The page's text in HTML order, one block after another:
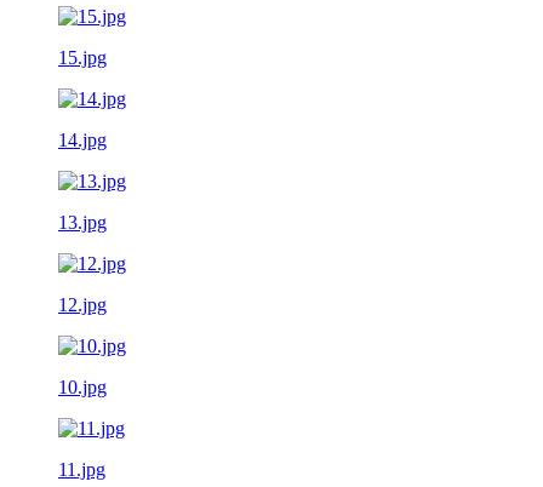
15.jpg
14.jpg
13.jpg
12.jpg
10.jpg
11.jpg